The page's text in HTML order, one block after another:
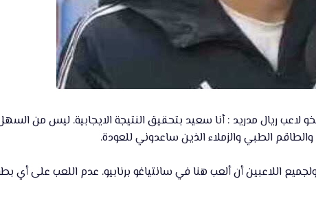
ريال مدريد : أنا سعيد بتحقيق النتيجة الايجابية. ليس من السهل
الطبي والزملاء الذين ساعدوني للعودة.
اللاعبين أن ألعب هنا في سانتياغو برنابيو. عدم اللعب على أي